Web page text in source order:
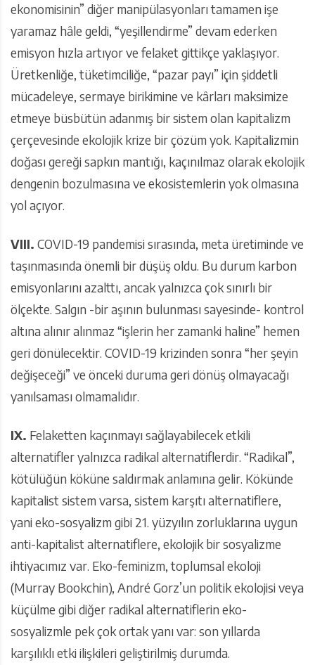
ekonomisinin” diğer manipülasyonları tamamen işe
yaramaz hâle geldi, “yeşillendirme” devam ederken
emisyon hızla artıyor ve felaket gittikçe yaklaşıyor.
Üretkenliğe, tüketimciliğe, “pazar payı” için şiddetli
mücadeleye, sermaye birikimine ve kârları maksimize
etmeye büsbütün adanmış bir sistem olan kapitalizm
çerçevesinde ekolojik krize bir çözüm yok. Kapitalizmin
doğası gereği sapkın mantığı, kaçınılmaz olarak ekolojik
dengenin bozulmasına ve ekosistemlerin yok olmasına
yol açıyor.
VIII. COVID-19 pandemisi sırasında, meta üretiminde ve
taşınmasında önemli bir düşüş oldu. Bu durum karbon
emisyonlarını azalttı, ancak yalnızca çok sınırlı bir
ölçekte. Salgın -bir aşının bulunması sayesinde- kontrol
altına alınır alınmaz “işlerin her zamanki haline” hemen
geri dönülecektir. COVID-19 krizinden sonra “her şeyin
değişeceği” ve önceki duruma geri dönüş olmayacağı
yanılsaması olmamalıdır.
IX. Felaketten kaçınmayı sağlayabilecek etkili
alternatifler yalnızca radikal alternatiflerdir. “Radikal”,
kötülüğün köküne saldırmak anlamına gelir. Kökünde
kapitalist sistem varsa, sistem karşıtı alternatiflere,
yani eko-sosyalizm gibi 21. yüzyılın zorluklarına uygun
anti-kapitalist alternatiflere, ekolojik bir sosyalizme
ihtiyacımız var. Eko-feminizm, toplumsal ekoloji
(Murray Bookchin), André Gorz’un politik ekolojisi veya
küçülme gibi diğer radikal alternatiflerin eko-
sosyalizmle pek çok ortak yanı var: son yıllarda
karşılıklı etki ilişkileri geliştirilmiş durumda.